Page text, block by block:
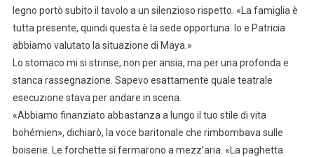
legno portò subito il tavolo a un silenzioso rispetto. «La famiglia è
tutta presente, quindi questa è la sede opportuna. Io e Patricia
abbiamo valutato la situazione di Maya.»
Lo stomaco mi si strinse, non per ansia, ma per una profonda e
stanca rassegnazione. Sapevo esattamente quale teatrale
esecuzione stava per andare in scena.
«Abbiamo finanziato abbastanza a lungo il tuo stile di vita
bohémien», dichiarò, la voce baritonale che rimbombava sulle
boiserie. Le forchette si fermarono a mezz’aria. «La paghetta